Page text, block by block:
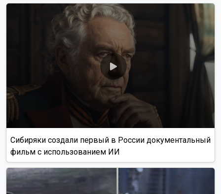
Сибиряки создали первый в России документальный
фильм с использованием ИИ